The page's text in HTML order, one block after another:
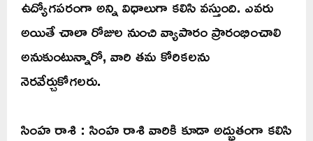
ఉద్యోగపరంగా అన్ని విధాలుగా కలిసి వస్తుంది. ఎవరు
అయితే చాలా రోజుల నుంచి వ్యాపారం ప్రారంభించాలి
అనుకుంటున్నారో, వారి తమ కోరికలను
నెరవేర్చుకోగలరు.
సింహ రాశి : సింహ రాశి వారికి కూడా అద్భుతంగా కలిసి